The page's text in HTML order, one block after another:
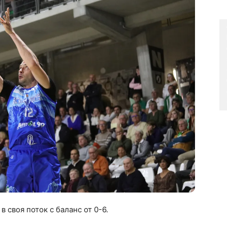
в своя поток с баланс от 0-6.